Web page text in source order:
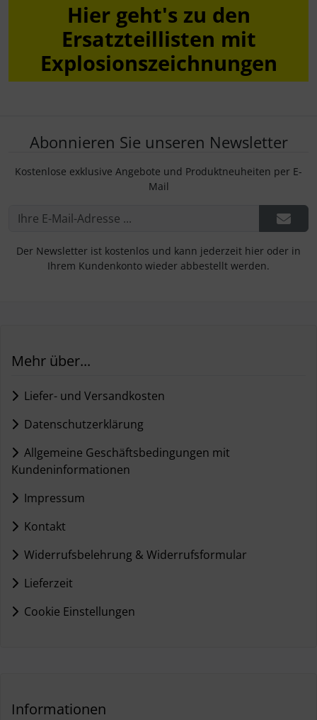
Hier geht's zu den
Ersatzteillisten mit
Explosionszeichnungen
Abonnieren Sie unseren Newsletter
Kostenlose exklusive Angebote und Produktneuheiten per E-
Mail
Der Newsletter ist kostenlos und kann jederzeit hier oder in
Ihrem Kundenkonto wieder abbestellt werden.
Mehr über...
Liefer- und Versandkosten
Datenschutzerklärung
Allgemeine Geschäftsbedingungen mit
Kundeninformationen
Impressum
Kontakt
Widerrufsbelehrung & Widerrufsformular
Lieferzeit
Cookie Einstellungen
Informationen